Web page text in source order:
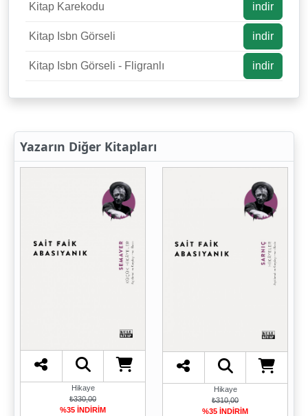
Kitap Karekodu indir
Kitap Isbn Görseli indir
Kitap Isbn Görseli - Fligranlı indir
Yazarın Diğer Kitapları
Hikaye
₺330,00
%35 İNDİRİM
Hikaye
₺310,00
%35 İNDİRİM